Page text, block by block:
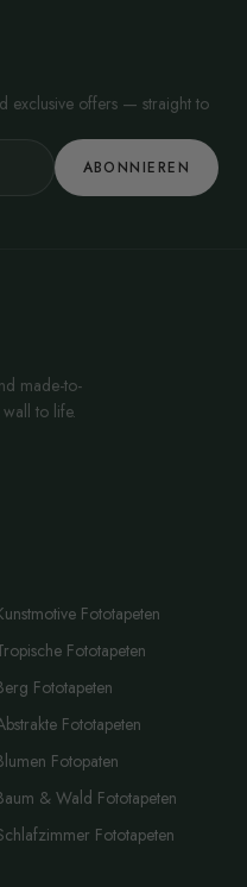
exclusive offers — straight to
ABONNIEREN
made-to-
to life.
Fototapeten
Fototapeten
Fototapeten
Fototapeten
Fotopaten
& Wald Fototapeten
Fototapeten